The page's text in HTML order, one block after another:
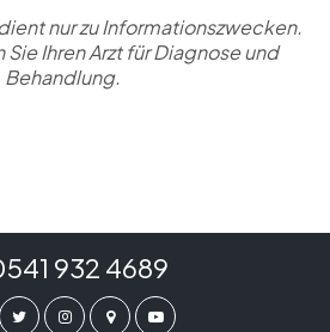
nur zu Informationszwecken.
Ihren Arzt für Diagnose und
Behandlung.
932 4689